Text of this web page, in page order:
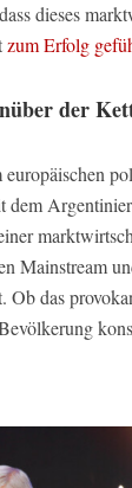
dieses
zum Erfolg
der
dem
Mainstream
Ob das